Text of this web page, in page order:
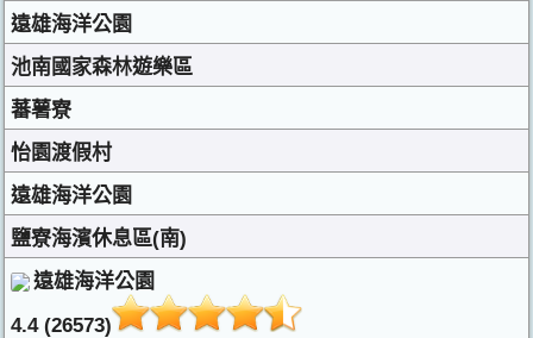
遠雄海洋公園
池南國家森林遊樂區
蕃薯寮
怡園渡假村
遠雄海洋公園
鹽寮海濱休息區(南)
遠雄海洋公園
4.4 (26573)